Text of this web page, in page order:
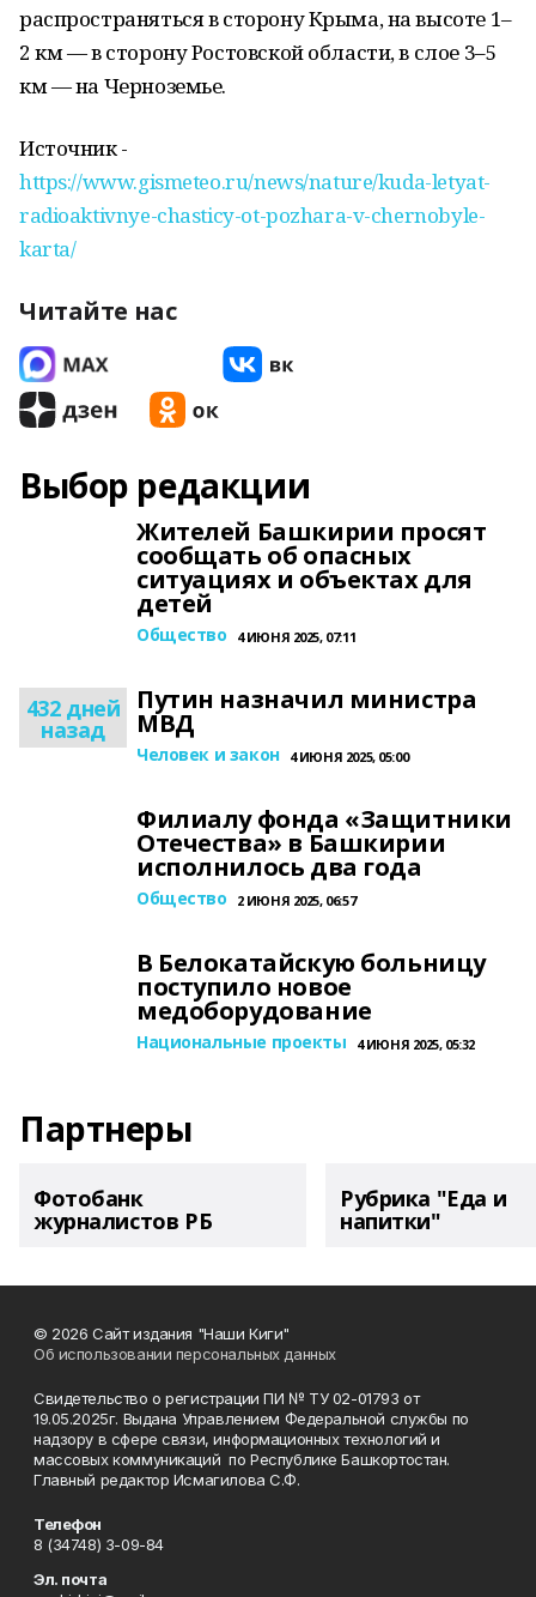
распространяться в сторону Крыма, на высоте 1–
2 км — в сторону Ростовской области, в слое 3–5
км — на Черноземье.
Источник -
https://www.gismeteo.ru/news/nature/kuda-letyat-
radioaktivnye-chasticy-ot-pozhara-v-chernobyle-
karta/
Читайте нас
Выбор редакции
Жителей Башкирии просят
сообщать об опасных
ситуациях и объектах для
детей
Общество 4 ИЮНЯ 2025, 07:11
432 дней
назад
Путин назначил министра
МВД
Человек и закон 4 ИЮНЯ 2025, 05:00
Филиалу фонда «Защитники
Отечества» в Башкирии
исполнилось два года
Общество 2 ИЮНЯ 2025, 06:57
В Белокатайскую больницу
поступило новое
медоборудование
Национальные проекты 4 ИЮНЯ 2025, 05:32
Партнеры
Фотобанк
журналистов РБ
Рубрика "Еда и
напитки"
© 2026 Сайт издания "Наши Киги"
Об использовании персональных данных
Свидетельство о регистрации ПИ № ТУ 02-01793 от
19.05.2025г. Выдана Управлением Федеральной службы по
надзору в сфере связи, информационных технологий и
массовых коммуникаций по Республике Башкортостан.
Главный редактор Исмагилова С.Ф.
Телефон
8 (34748) 3-09-84
Эл. почта